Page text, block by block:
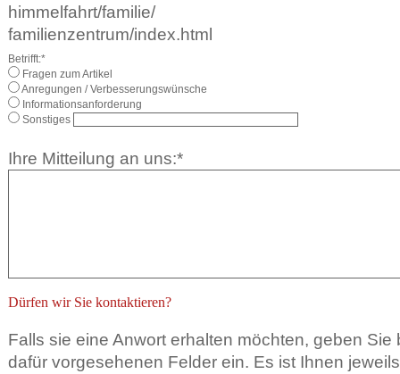
himmelfahrt/familie/
familienzentrum/index.html
Betrifft:*
Fragen zum Artikel
Anregungen / Verbesserungswünsche
Informationsanforderung
Sonstiges
Ihre Mitteilung an uns:*
Dürfen wir Sie kontaktieren?
Falls sie eine Anwort erhalten möchten, geben Sie
dafür vorgesehenen Felder ein. Es ist Ihnen